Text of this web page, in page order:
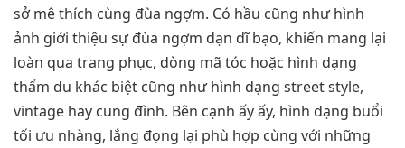
sở mê thích cùng đùa ngợm. Có hầu cũng như hình
ảnh giới thiệu sự đùa ngợm dạn dĩ bạo, khiến mang lại
loàn qua trang phục, dòng mã tóc hoặc hình dạng
thẩm du khác biệt cũng như hình dạng street style,
vintage hay cung đình. Bên cạnh ấy ấy, hình dạng buổi
tối ưu nhàng, lắng đọng lại phù hợp cùng với những